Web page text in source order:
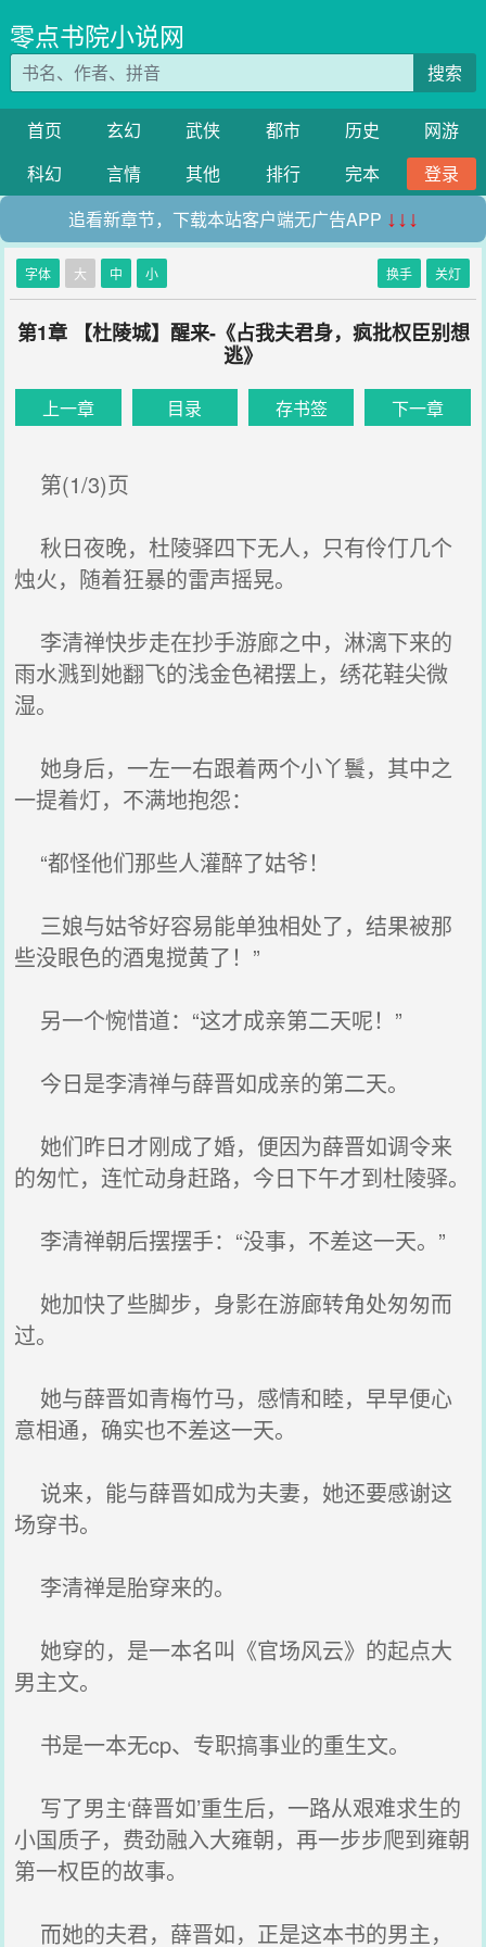
零点书院小说网
搜索
首页 玄幻 武侠 都市 历史
网游
科幻
言情 其他 排行 完本
登录
追看新章节，下载本站客户端无广告APP ↓↓↓
字体 大 中 小 换手 关灯
第1章 【杜陵城】醒来-《占我夫君身，疯批权臣别想
逃》
上一章 目录 存书签 下一章
第(1/3)页
秋日夜晚，杜陵驿四下无人，只有伶仃几个
烛火，随着狂暴的雷声摇晃。
李清禅快步走在抄手游廊之中，淋漓下来的
雨水溅到她翻飞的浅金色裙摆上，绣花鞋尖微
湿。
她身后，一左一右跟着两个小丫鬟，其中之
一提着灯，不满地抱怨：
“都怪他们那些人灌醉了姑爷！
三娘与姑爷好容易能单独相处了，结果被那
些没眼色的酒鬼搅黄了！”
另一个惋惜道：“这才成亲第二天呢！”
今日是李清禅与薛晋如成亲的第二天。
她们昨日才刚成了婚，便因为薛晋如调令来
的匆忙，连忙动身赶路，今日下午才到杜陵驿。
李清禅朝后摆摆手：“没事，不差这一天。”
她加快了些脚步，身影在游廊转角处匆匆而
过。
她与薛晋如青梅竹马，感情和睦，早早便心
意相通，确实也不差这一天。
说来，能与薛晋如成为夫妻，她还要感谢这
场穿书。
李清禅是胎穿来的。
她穿的，是一本名叫《官场风云》的起点大
男主文。
书是一本无cp、专职搞事业的重生文。
写了男主‘薛晋如’重生后，一路从艰难求生的
小国质子，费劲融入大雍朝，再一步步爬到雍朝
第一权臣的故事。
而她的夫君，薛晋如，正是这本书的男主，